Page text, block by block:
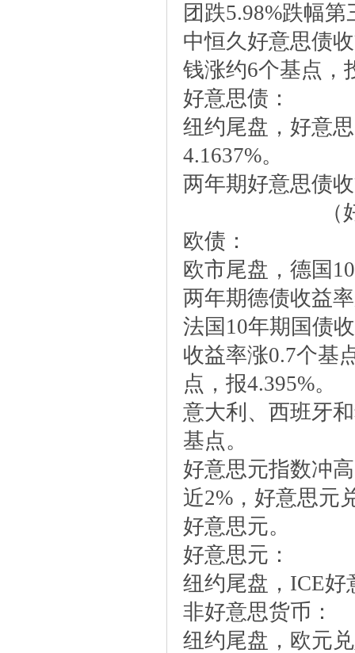
团跌5.98%跌幅
中恒久好意思债
钱涨约6个基点，
好意思债：
纽约尾盘，好意
4.1637%。
两年期好意思债
欧债：
欧市尾盘，德国
两年期德债收益
法国10年期国债
收益率涨0.7个基
点，报4.395%。
意大利、西班牙
基点。
好意思元指数冲
近2%，好意思元
好意思元。
好意思元：
纽约尾盘，ICE好
非好意思货币：
纽约尾盘，欧元